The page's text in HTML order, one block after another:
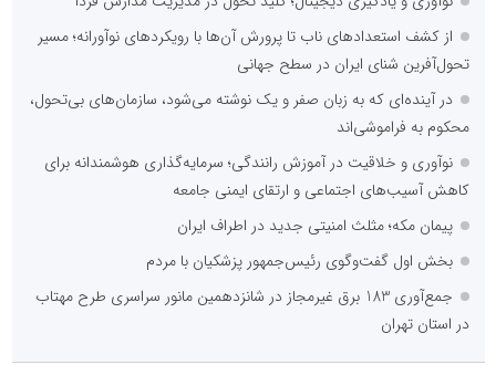
از کشف استعدادهای ناب تا پرورش آن‌ها با رویکردهای نوآورانه؛ مسیر
تحول‌آفرین شنای ایران در سطح جهانی
در آینده‌ای که به زبان صفر و یک نوشته می‌شود، سازمان‌های بی‌تحول،
محکوم به فراموشی‌اند
نوآوری و خلاقیت در آموزش رانندگی؛ سرمایه‌گذاری هوشمندانه برای
کاهش آسیب‌های اجتماعی و ارتقای ایمنی جامعه
پیمان مکه؛ مثلث امنیتی جدید در اطراف ایران
بخش اول گفت‌وگوی رئیس‌جمهور پزشکیان با مردم
جمع‌آوری 183 برق غیرمجاز در شانزدهمین مانور سراسری طرح مهتاب
در استان تهران